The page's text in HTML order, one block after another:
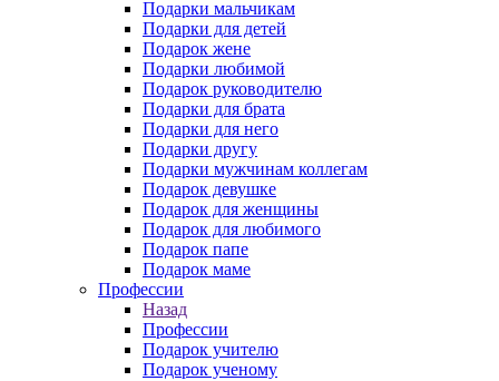
Подарки мальчикам
Подарки для детей
Подарок жене
Подарки любимой
Подарок руководителю
Подарки для брата
Подарки для него
Подарки другу
Подарки мужчинам коллегам
Подарок девушке
Подарок для женщины
Подарок для любимого
Подарок папе
Подарок маме
Профессии
Назад
Профессии
Подарок учителю
Подарок ученому